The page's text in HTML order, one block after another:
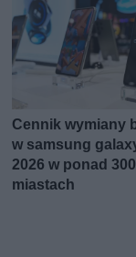
Cennik wymiany
w samsung
2026 w ponad 300
miastach